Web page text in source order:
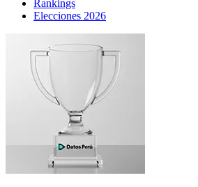
Rankings
Elecciones 2026